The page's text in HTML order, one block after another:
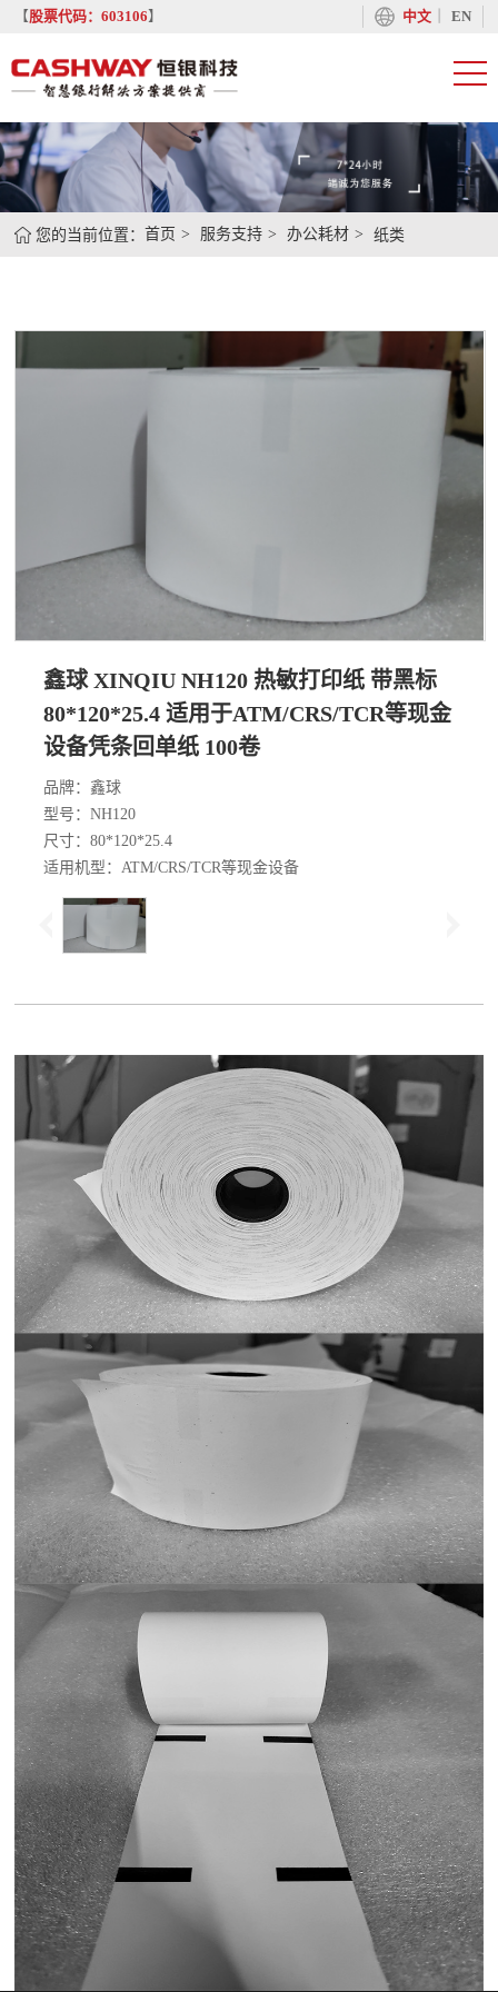
【股票代码：603106】 中文丨 EN
您的当前位置：首页 服务支持 办公耗材 纸类
鑫球 XINQIU NH120 热敏打印纸 带黑标
80*120*25.4 适用于ATM/CRS/TCR等现金
设备凭条回单纸 100卷
品牌：鑫球
型号：NH120
尺寸：80*120*25.4
适用机型：ATM/CRS/TCR等现金设备